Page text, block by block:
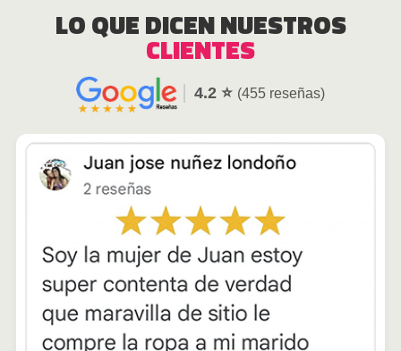
LO QUE DICEN NUESTROS
CLIENTES
4.2 ⭐ (455 reseñas)